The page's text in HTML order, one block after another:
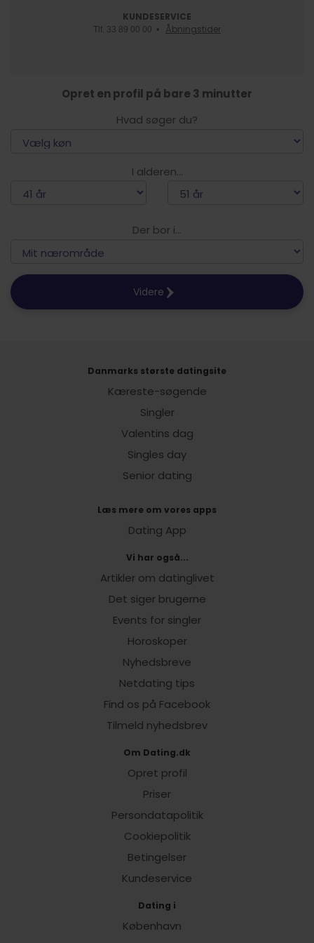
KUNDESERVICE
Tlf. 33 89 00 00 • Åbningstider
Opret en profil på bare 3 minutter
Hvad søger du?
I alderen...
Der bor i...
Videre
Danmarks største datingsite
Kæreste-søgende
Singler
Valentins dag
Singles day
Senior dating
Læs mere om vores apps
Dating App
Vi har også...
Artikler om datinglivet
Det siger brugerne
Events for singler
Horoskoper
Nyhedsbreve
Netdating tips
Find os på Facebook
Tilmeld nyhedsbrev
Om Dating.dk
Opret profil
Priser
Persondatapolitik
Cookiepolitik
Betingelser
Kundeservice
Dating i
København